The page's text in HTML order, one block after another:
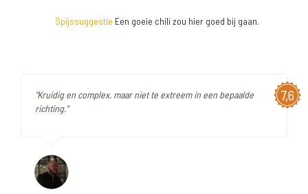
Spijssuggestie Een goeie chili zou hier goed bij gaan.
7,6
"Kruidig en complex, maar niet te extreem in een bepaalde
richting."